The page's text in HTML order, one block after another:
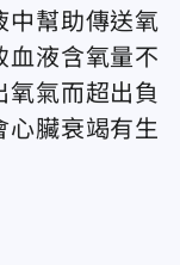
中幫助傳送氧
血液含氧量不
氧氣而超出負
心臟衰竭有生